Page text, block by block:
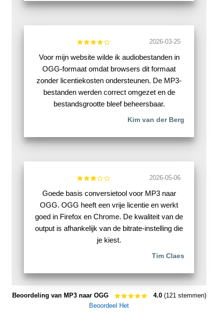
2026-03-25
Voor mijn website wilde ik audiobestanden in
OGG-formaat omdat browsers dit formaat
zonder licentiekosten ondersteunen. De MP3-
bestanden werden correct omgezet en de
bestandsgrootte bleef beheersbaar.
Kim van der Berg
2026-05-06
Goede basis conversietool voor MP3 naar
OGG. OGG heeft een vrije licentie en werkt
goed in Firefox en Chrome. De kwaliteit van de
output is afhankelijk van de bitrate-instelling die
je kiest.
Tim Claes
Beoordeling van MP3 naar OGG 4.0(121 stemmen)
Beoordeel Het